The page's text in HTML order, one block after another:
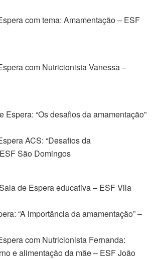
com tema: Amamentação – ESF
com Nutricionista Vanessa –
Espera: “Os desafios da amamentação”
ACS: “Desafios da
São Domingos
de Espera educativa – ESF Vila
“A importância da amamentação” –
com Nutricionista Fernanda:
e alimentação da mãe – ESF João